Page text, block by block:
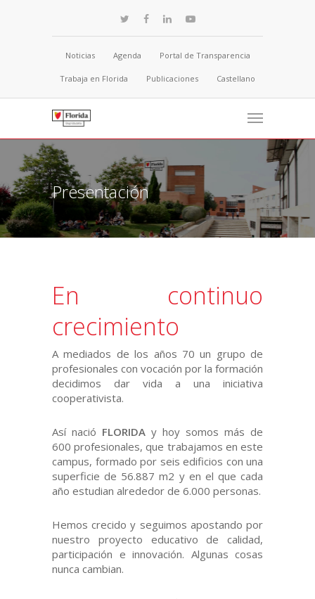
Noticias Agenda Portal de Transparencia
Trabaja en Florida Publicaciones Castellano
Presentación
En continuo
crecimiento
A mediados de los años 70 un grupo de
profesionales con vocación por la formación
decidimos dar vida a una iniciativa
cooperativista.
Así nació FLORIDA y hoy somos más de
600 profesionales, que trabajamos en este
campus, formado por seis edificios con una
superficie de 56.887 m2 y en el que cada
año estudian alrededor de 6.000 personas.
Hemos crecido y seguimos apostando por
nuestro proyecto educativo de calidad,
participación e innovación. Algunas cosas
nunca cambian.